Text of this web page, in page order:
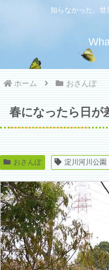
知らなかった、世
ホーム おさんぽ
春になったら日が
おさんぽ 淀川河川公園